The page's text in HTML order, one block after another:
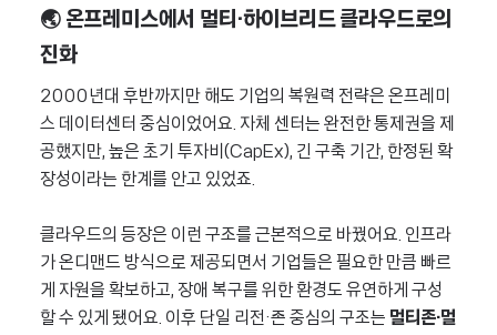
🌏 온프레미스에서 멀티·하이브리드 클라우드로의
진화
2000년대 후반까지만 해도 기업의 복원력 전략은 온프레미
스 데이터센터 중심이었어요. 자체 센터는 완전한 통제권을 제
공했지만, 높은 초기 투자비(CapEx), 긴 구축 기간, 한정된 확
장성이라는 한계를 안고 있었죠.
클라우드의 등장은 이런 구조를 근본적으로 바꿨어요. 인프라
가 온디맨드 방식으로 제공되면서 기업들은 필요한 만큼 빠르
게 자원을 확보하고, 장애 복구를 위한 환경도 유연하게 구성
할 수 있게 됐어요. 이후 단일 리전·존 중심의 구조는 멀티존·멀